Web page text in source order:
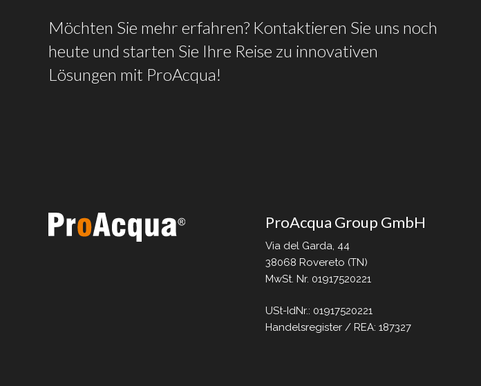
Möchten Sie mehr erfahren? Kontaktieren Sie uns noch
heute und starten Sie Ihre Reise zu innovativen
Lösungen mit ProAcqua!
ProAcqua Group GmbH
Via del Garda, 44
38068 Rovereto (TN)
MwSt. Nr. 01917520221
USt-IdNr.: 01917520221
Handelsregister / REA: 187327